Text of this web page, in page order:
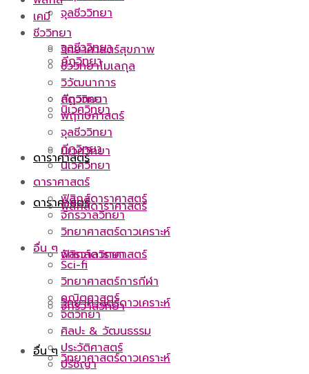
จุลชีววิทยา
กีฏวิทยา
นิเวศวิทยา
ดาราศาสตร์
ฟิสิกส์ดาราศาสตร์
จักรวาลวิทยา
วิทยาศาสตร์ดาวเคราะห์
จุลชีววิทยา
กีฏวิทยา
นิเวศวิทยา
ดาราศาสตร์
ฟิสิกส์ดาราศาสตร์
จักรวาลวิทยา
วิทยาศาสตร์ดาวเคราะห์
อื่น ๆ
เคมี
ชีววิทยา
วิทยาศาสตร์สุขภาพ
ชีววิทยาโมเลกุล
วิวัฒนาการ
สัตววิทยา
พฤกษศาสตร์
จุลชีววิทยา
กีฏวิทยา
นิเวศวิทยา
ดาราศาสตร์
ฟิสิกส์ดาราศาสตร์
จักรวาลวิทยา
วิทยาศาสตร์ดาวเคราะห์
อื่น ๆ
Sci-fi
วิทยาศาสตร์การกีฬา
คณิตศาสตร์
จิตวิทยา
ศิลปะ & วัฒนธรรม
ประวัติศาสตร์
ปรัชญา